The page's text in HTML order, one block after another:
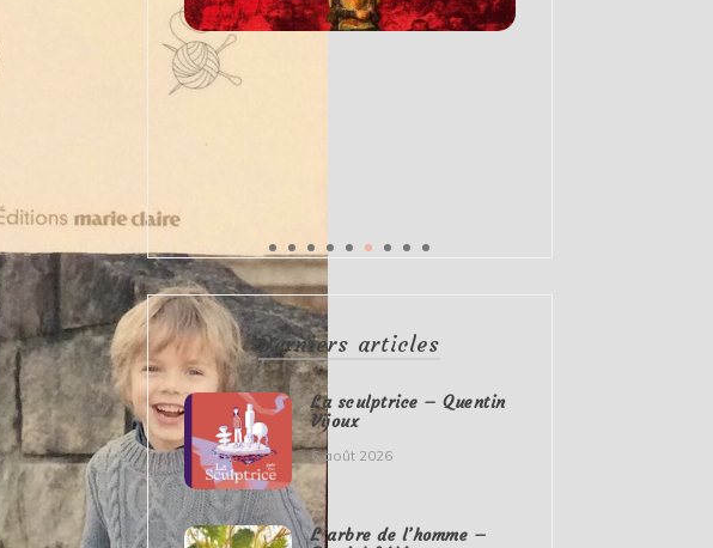
Derniers articles
La sculptrice – Quentin
Vijoux
6 août 2026
L’arbre de l’homme –